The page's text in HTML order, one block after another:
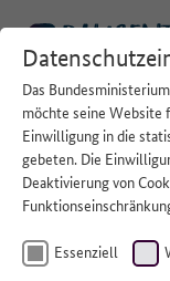
STARTSEITE/
Alle Beiträge der
Hier findet ihr alle
Das
möchte seine Website
Einwilligung in die
gebeten. Die
Deaktivierung von
Essenziell